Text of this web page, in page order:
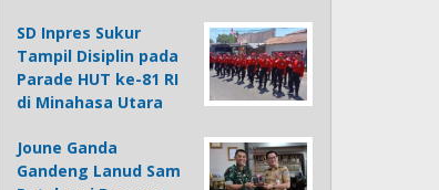
SD Inpres Sukur
Tampil Disiplin pada
Parade HUT ke-81 RI
di Minahasa Utara
Joune Ganda
Gandeng Lanud Sam